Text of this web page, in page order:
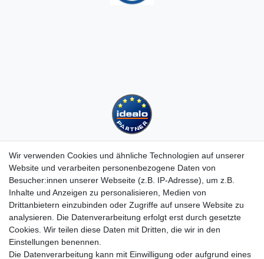
Kundenservice
Hotline: 07452 - 847 162 0
Kontakt
Anmelden
Registrieren
Newsletter
Wir verwenden Cookies und ähnliche Technologien auf unserer
Website und verarbeiten personenbezogene Daten von
Besucher:innen unserer Webseite (z.B. IP-Adresse), um z.B.
Inhalte und Anzeigen zu personalisieren, Medien von
Drittanbietern einzubinden oder Zugriffe auf unsere Website zu
analysieren. Die Datenverarbeitung erfolgt erst durch gesetzte
Cookies. Wir teilen diese Daten mit Dritten, die wir in den
Einstellungen benennen.
Die Datenverarbeitung kann mit Einwilligung oder aufgrund eines